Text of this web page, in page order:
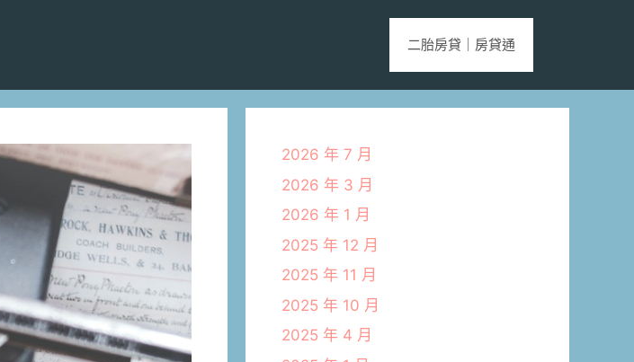
二胎房貸｜房貸通
2026 年 7 月
2026 年 3 月
2026 年 1 月
2025 年 12 月
2025 年 11 月
2025 年 10 月
2025 年 4 月